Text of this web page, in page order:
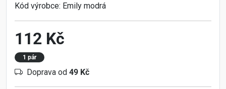
Kód výrobce: Emily modrá
112 Kč
1 pár
Doprava od 49 Kč